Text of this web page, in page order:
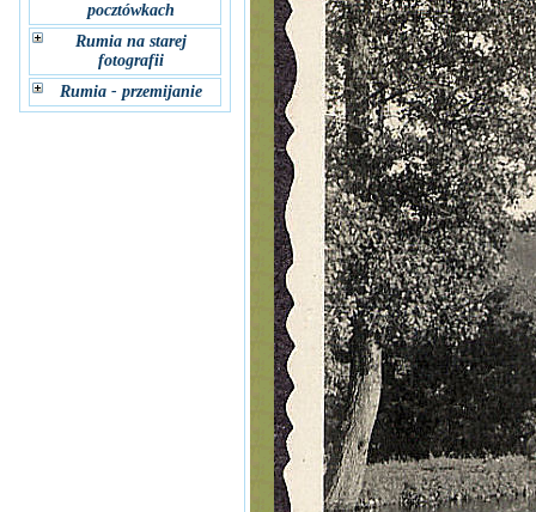
pocztówkach
Rumia na starej
fotografii
Rumia - przemijanie